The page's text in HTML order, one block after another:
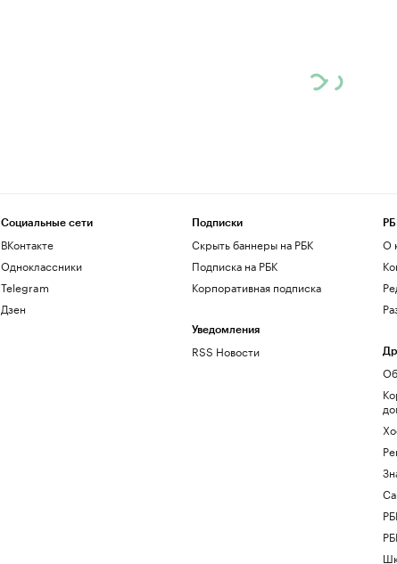
Социальные сети
ВКонтакте
Одноклассники
Telegram
Дзен
Подписки
Скрыть баннеры на РБК
Подписка на РБК
Корпоративная подписка
Уведомления
RSS Новости
О